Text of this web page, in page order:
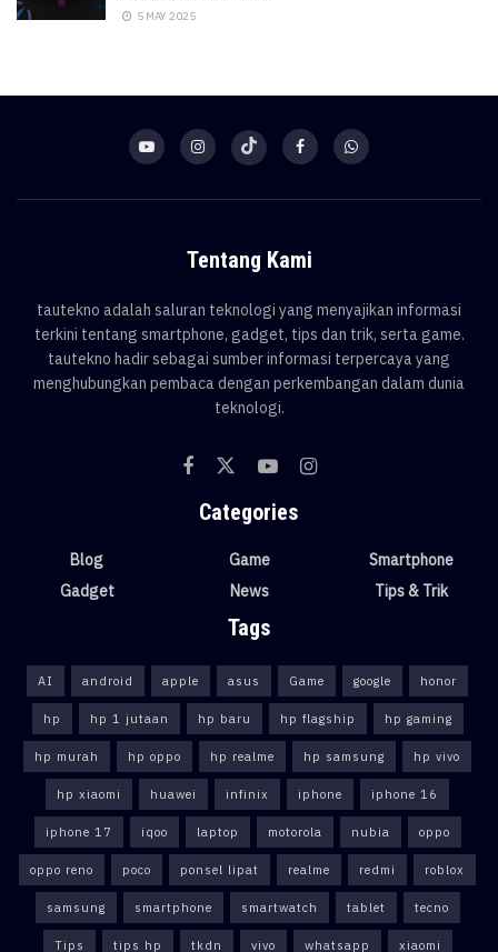
5 MAY 2025
Tentang Kami
tautekno adalah saluran teknologi yang menyajikan informasi
terkini tentang smartphone, gadget, tips dan trik, serta game.
tautekno hadir sebagai sumber informasi terpercaya yang
menghubungkan pembaca dengan perkembangan dalam dunia
teknologi.
Categories
Blog
Gadget
Game
News
Smartphone
Tips & Trik
Tags
AI android apple asus Game google honor
hp hp 1 jutaan hp baru hp flagship hp gaming
hp murah hp oppo hp realme hp samsung hp vivo
hp xiaomi huawei infinix iphone iphone 16
iphone 17 iqoo laptop motorola nubia oppo
oppo reno poco ponsel lipat realme redmi roblox
samsung smartphone smartwatch tablet tecno
Tips tips hp tkdn vivo whatsapp xiaomi